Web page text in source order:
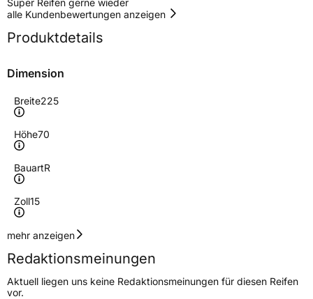
alle Kundenbewertungen anzeigen
Produktdetails
Dimension
Breite225
Höhe70
BauartR
Zoll15
Geschwindigkeitsindex
Höchstgeschwindigkeit
170 km/h
Lastindex112
mehr anzeigen
Redaktionsmeinungen
Aktuell liegen uns keine Redaktionsmeinungen für diesen Reifen
vor.